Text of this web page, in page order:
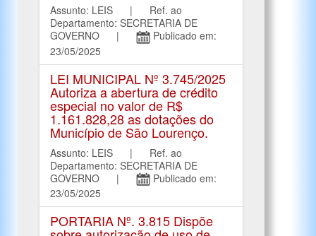
Assunto: LEIS | Ref. ao
Departamento: SECRETARIA DE
GOVERNO |
Publicado em:
23/05/2025
LEI MUNICIPAL Nº 3.745/2025
Autoriza a abertura de crédito
especial no valor de R$
1.161.828,28 as dotações do
Município de São Lourenço.
Assunto: LEIS | Ref. ao
Departamento: SECRETARIA DE
GOVERNO |
Publicado em:
23/05/2025
PORTARIA Nº. 3.815 Dispõe